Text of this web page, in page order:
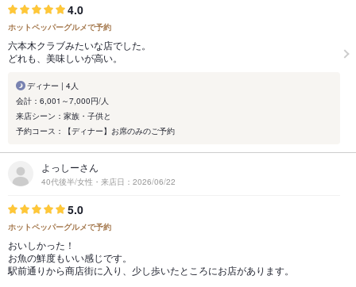
4.0
ホットペッパーグルメで予約
六本木クラブみたいな店でした。
どれも、美味しいが高い。
ディナー | 4人
会計：6,001～7,000円/人
来店シーン：家族・子供と
予約コース：【ディナー】お席のみのご予約
よっしーさん
40代後半/女性・来店日：2026/06/22
5.0
ホットペッパーグルメで予約
おいしかった！
お魚の鮮度もいい感じです。
駅前通りから商店街に入り、少し歩いたところにお店があります。